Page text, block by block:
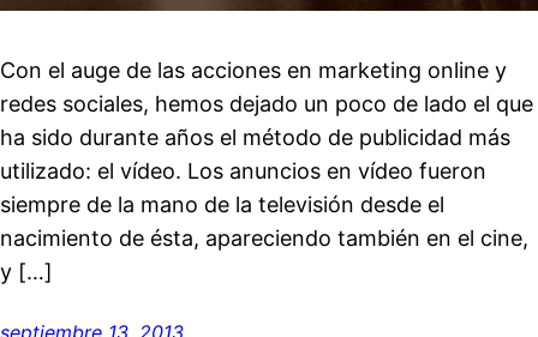
Con el auge de las acciones en marketing online y
redes sociales, hemos dejado un poco de lado el que
ha sido durante años el método de publicidad más
utilizado: el vídeo. Los anuncios en vídeo fueron
siempre de la mano de la televisión desde el
nacimiento de ésta, apareciendo también en el cine,
y […]
septiembre 13, 2013